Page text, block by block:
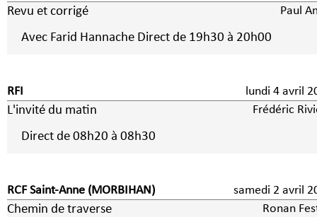
Revu et corrigé Paul
Avec Farid Hannache Direct de 19h30 à 20h00
RFI lundi 4 avril
L'invité du matin Frédéric
Direct de 08h20 à 08h30
RCF Saint-Anne (MORBIHAN) samedi 2
Chemin de traverse Ronan